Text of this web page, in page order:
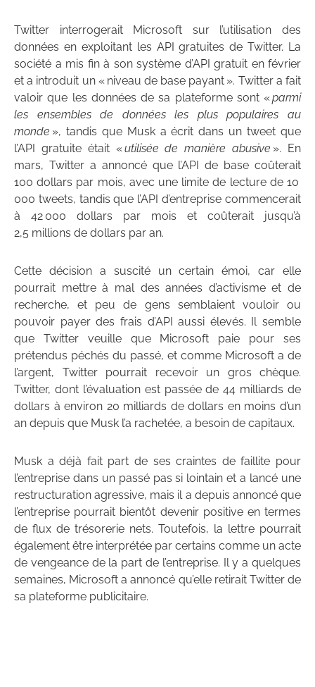
Twitter interrogerait Microsoft sur l’utilisation des
données en exploitant les API gratuites de Twitter. La
société a mis fin à son système d’API gratuit en février
et a introduit un « niveau de base payant ». Twitter a fait
valoir que les données de sa plateforme sont «parmi
les ensembles de données les plus populaires au
monde », tandis que Musk a écrit dans un tweet que
l’API gratuite était «utilisée de manière abusive ». En
mars, Twitter a annoncé que l’API de base coûterait
100 dollars par mois, avec une limite de lecture de 10
000 tweets, tandis que l’API d’entreprise commencerait
à 42 000 dollars par mois et coûterait jusqu’à
2,5 millions de dollars par an.
Cette décision a suscité un certain émoi, car elle
pourrait mettre à mal des années d’activisme et de
recherche, et peu de gens semblaient vouloir ou
pouvoir payer des frais d’API aussi élevés. Il semble
que Twitter veuille que Microsoft paie pour ses
prétendus péchés du passé, et comme Microsoft a de
l’argent, Twitter pourrait recevoir un gros chèque.
Twitter, dont l’évaluation est passée de 44 milliards de
dollars à environ 20 milliards de dollars en moins d’un
an depuis que Musk l’a rachetée, a besoin de capitaux.
Musk a déjà fait part de ses craintes de faillite pour
l’entreprise dans un passé pas si lointain et a lancé une
restructuration agressive, mais il a depuis annoncé que
l’entreprise pourrait bientôt devenir positive en termes
de flux de trésorerie nets. Toutefois, la lettre pourrait
également être interprétée par certains comme un acte
de vengeance de la part de l’entreprise. Il y a quelques
semaines, Microsoft a annoncé qu’elle retirait Twitter de
sa plateforme publicitaire.